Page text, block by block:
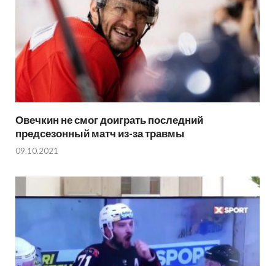
Овечкин не смог доиграть последний
предсезонный матч из-за травмы
09.10.2021